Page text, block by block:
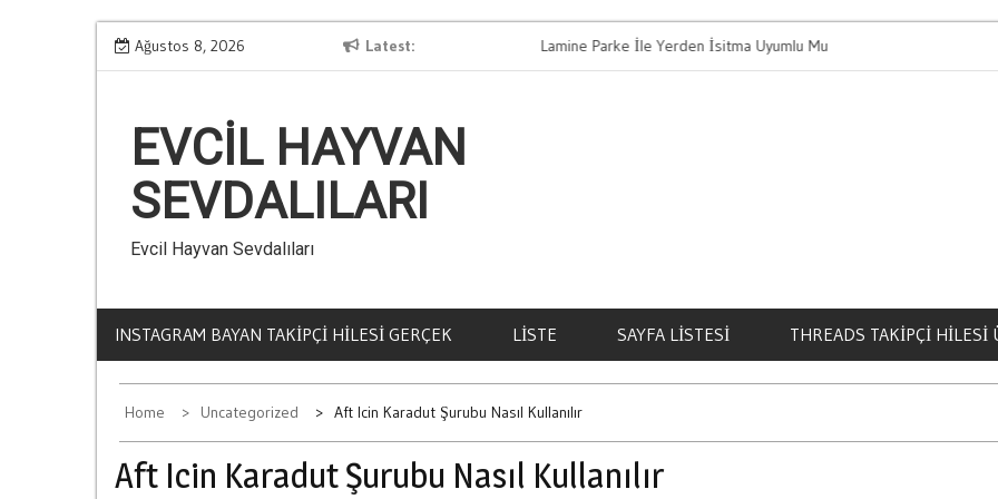
Skip
to
Ağustos 8, 2026 Latest
Kumarin Yasam Standartlarina Etkisi Lamine Parke İle Yerden İsitma Uyumlu Mu
EVCIL HAYVAN
SEVDALILARI
Evcil Hayvan Sevdalıları
INSTAGRAM BAYAN TAKIPÇI HILESI GERÇEK LISTE SAYFA LISTESI THREADS TAKIPÇI HILESI
Home Uncategorized Aft Icin Karadut Şurubu Nasıl Kullanılır
Aft Icin Karadut Şurubu Nasıl Kullanılır